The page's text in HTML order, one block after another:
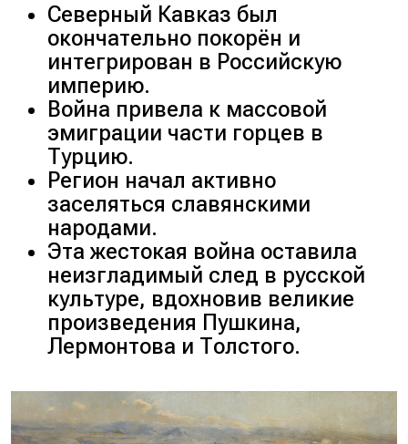
Северный Кавказ был
окончательно покорён и
интегрирован в Российскую
империю.
Война привела к массовой
эмиграции части горцев в
Турцию.
Регион начал активно
заселяться славянскими
народами.
Эта жестокая война оставила
неизгладимый след в русской
культуре, вдохновив великие
произведения Пушкина,
Лермонтова и Толстого.